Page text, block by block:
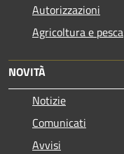
Autorizzazioni
Agricoltura e pesca
NOVITÀ
Notizie
Comunicati
Avvisi